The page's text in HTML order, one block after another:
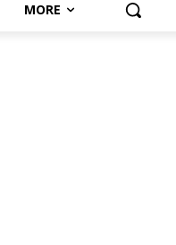
MORE